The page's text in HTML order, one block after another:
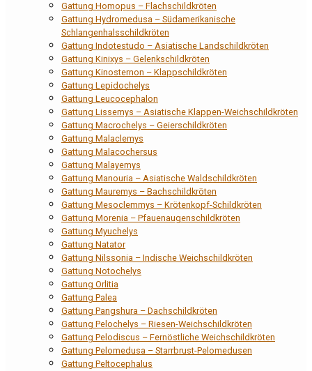
Gattung Homopus – Flachschildkröten
Gattung Hydromedusa – Südamerikanische
Schlangenhalsschildkröten
Gattung Indotestudo – Asiatische Landschildkröten
Gattung Kinixys – Gelenkschildkröten
Gattung Kinosternon – Klappschildkröten
Gattung Lepidochelys
Gattung Leucocephalon
Gattung Lissemys – Asiatische Klappen-Weichschildkröten
Gattung Macrochelys – Geierschildkröten
Gattung Malaclemys
Gattung Malacochersus
Gattung Malayemys
Gattung Manouria – Asiatische Waldschildkröten
Gattung Mauremys – Bachschildkröten
Gattung Mesoclemmys – Krötenkopf-Schildkröten
Gattung Morenia – Pfauenaugenschildkröten
Gattung Myuchelys
Gattung Natator
Gattung Nilssonia – Indische Weichschildkröten
Gattung Notochelys
Gattung Orlitia
Gattung Palea
Gattung Pangshura – Dachschildkröten
Gattung Pelochelys – Riesen-Weichschildkröten
Gattung Pelodiscus – Fernöstliche Weichschildkröten
Gattung Pelomedusa – Starrbrust-Pelomedusen
Gattung Peltocephalus